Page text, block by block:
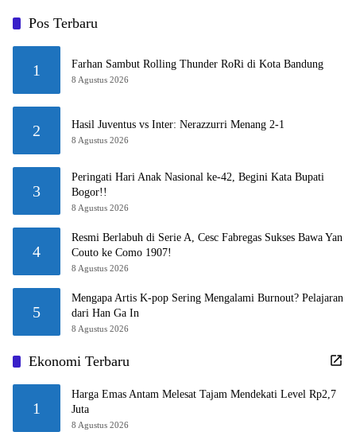
Pos Terbaru
1 Farhan Sambut Rolling Thunder RoRi di Kota Bandung
8 Agustus 2026
2 Hasil Juventus vs Inter: Nerazzurri Menang 2-1
8 Agustus 2026
3
Peringati Hari Anak Nasional ke-42, Begini Kata Bupati
Bogor!!
8 Agustus 2026
4
Resmi Berlabuh di Serie A, Cesc Fabregas Sukses Bawa Yan
Couto ke Como 1907!
8 Agustus 2026
5
Mengapa Artis K-pop Sering Mengalami Burnout? Pelajaran
dari Han Ga In
8 Agustus 2026
Ekonomi Terbaru
1
Harga Emas Antam Melesat Tajam Mendekati Level Rp2,7
Juta
8 Agustus 2026